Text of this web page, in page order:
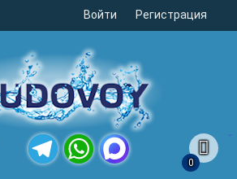
Войти Регистрация
0